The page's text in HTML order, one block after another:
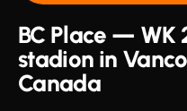
BC Place — WK
stadion in
Canada